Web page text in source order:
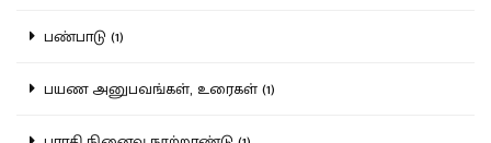
பண்பாடு (1)
பயண அனுபவங்கள், உரைகள் (1)